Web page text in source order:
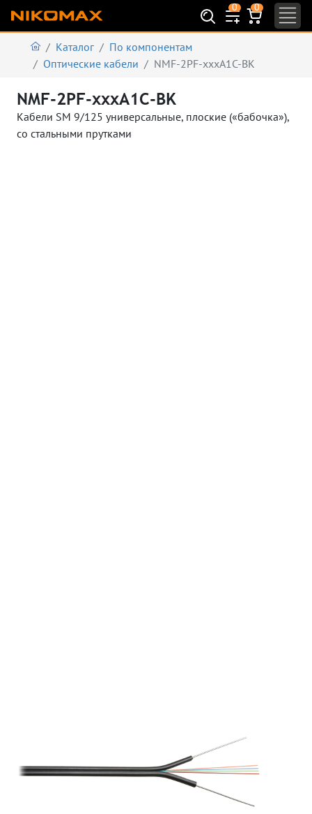
0 0
Каталог
По компонентам
Оптические кабели
NMF-2PF-xxxA1C-BK
NMF-2PF-xxxA1C-BK
Кабели SM 9/125 универсальные, плоские («бабочка»),
со стальными прутками